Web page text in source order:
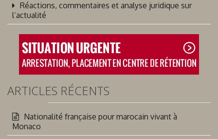
Réactions, commentaires et analyse juridique sur
l’actualité
ARTICLES RÉCENTS
Nationalité française pour marocain vivant à
Monaco